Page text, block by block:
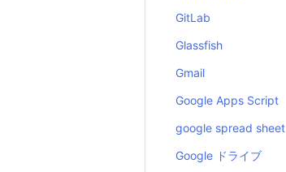
GitLab
Glassfish
Gmail
Google Apps Script
google spread sheet
Google ドライブ